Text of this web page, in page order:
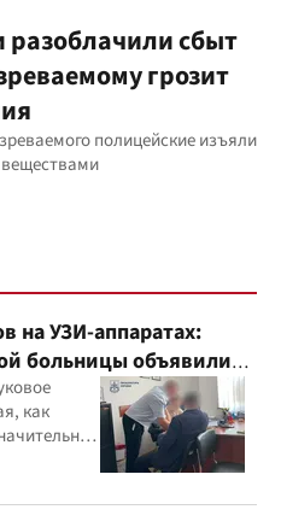
разоблачили сбыт
грозит
полицейские изъяли
на УЗИ-аппаратах:
больницы объявили
как